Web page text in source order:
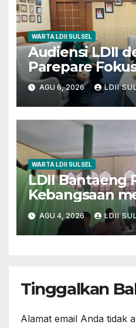
WARTA LDII SULSEL
Audiensi LDII
Parepare
Pembinaan
dan 29
AGU 6, 2026 LDII
WARTA LDII SULSEL
LDII Bantaeng
Kebangsaan
Pengajian
AGU 4, 2026 LDII
Tinggalkan
Alamat email Anda tidak